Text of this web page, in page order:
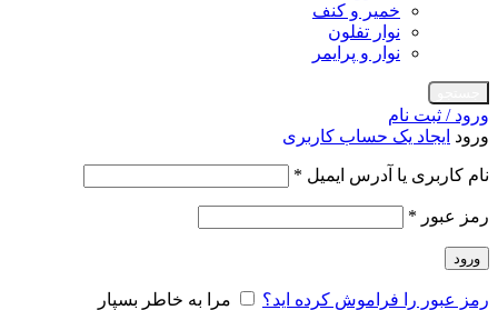
خمیر و کنف
نوار تفلون
نوار و پرایمر
ورود / ثبت نام
ورود ایجاد یک حساب کاربری
نام کاربری یا آدرس ایمیل *
رمز عبور *
ورود
رمز عبور را فراموش کرده اید؟ مرا به خاطر بسپار